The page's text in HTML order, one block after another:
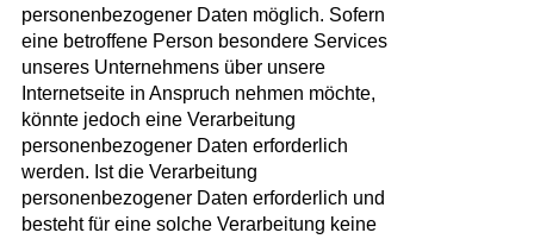
personenbezogener Daten möglich. Sofern
eine betroffene Person besondere Services
unseres Unternehmens über unsere
Internetseite in Anspruch nehmen möchte,
könnte jedoch eine Verarbeitung
personenbezogener Daten erforderlich
werden. Ist die Verarbeitung
personenbezogener Daten erforderlich und
besteht für eine solche Verarbeitung keine